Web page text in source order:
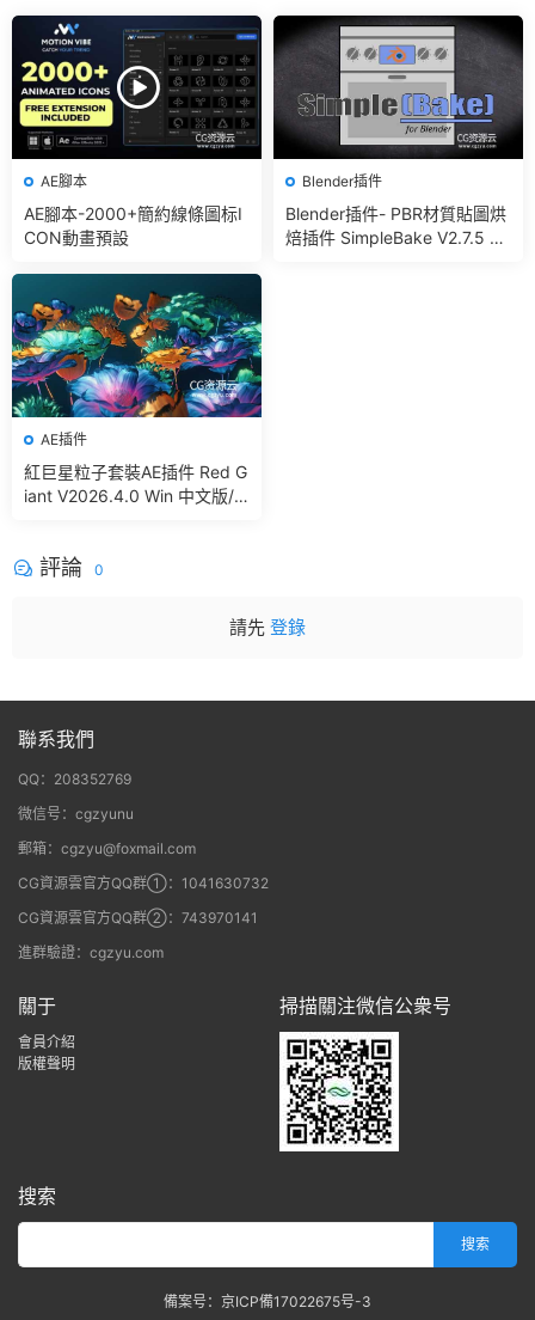
AE腳本
AE腳本-2000+簡約線條圖标I
CON動畫預設
Blender插件
Blender插件- PBR材質貼圖烘
焙插件 SimpleBake V2.7.5 –
AE插件
紅巨星粒子套裝AE插件 Red G
iant V2026.4.0 Win 中文版/
評論 0
請先 登錄
聯系我們
QQ：208352769
微信号：cgzyunu
郵箱：cgzyu@foxmail.com
CG資源雲官方QQ群①：1041630732
CG資源雲官方QQ群②：743970141
進群驗證：cgzyu.com
關于
會員介紹
版權聲明
掃描關注微信公衆号
搜索
備案号：京ICP備17022675号-3